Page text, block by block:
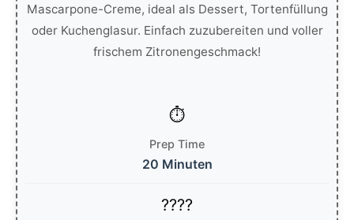
Mascarpone-Creme, ideal als Dessert, Tortenfüllung
oder Kuchenglasur. Einfach zuzubereiten und voller
frischem Zitronengeschmack!
Prep Time
20 Minuten